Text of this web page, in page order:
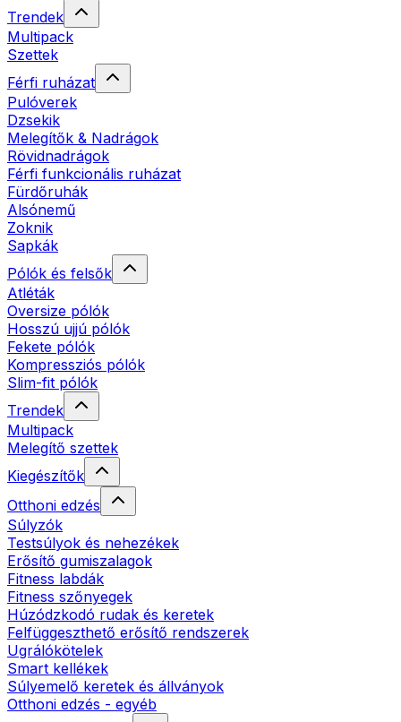
Trendek
Multipack
Szettek
Férfi ruházat
Pulóverek
Dzsekik
Melegítők & Nadrágok
Rövidnadrágok
Férfi funkcionális ruházat
Fürdőruhák
Alsónemű
Zoknik
Sapkák
Pólók és felsők
Atléták
Oversize pólók
Hosszú ujjú pólók
Fekete pólók
Kompressziós pólók
Slim-fit pólók
Trendek
Multipack
Melegítő szettek
Kiegészítők
Otthoni edzés
Súlyzók
Testsúlyok és nehezékek
Erősítő gumiszalagok
Fitness labdák
Fitness szőnyegek
Húzódzkodó rudak és keretek
Felfüggeszthető erősítő rendszerek
Ugrálókötelek
Smart kellékek
Súlyemelő keretek és állványok
Otthoni edzés - egyéb